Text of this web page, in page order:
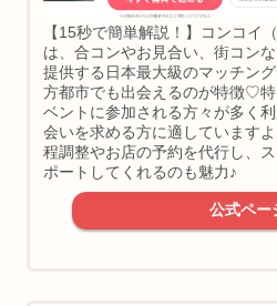
【15秒で簡単解説！】コンコイ
は、合コンやお見合い、街コン
提供する日本最大級のマッチン
方都市でも出会えるのが特徴♡
ベントに参加される方々が多く
会いを求める方に適しています
程調整やお店の予約を代行し、
ポートしてくれるのも魅力♪
公式ペー